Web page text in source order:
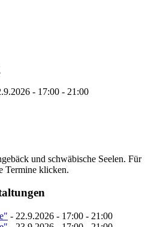
- 17:00 - 21:00
und schwäbische Seelen. Für
Termine klicken.
- 22.9.2026 - 17:00 - 21:00